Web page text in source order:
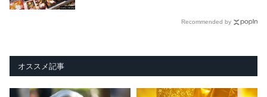
Recommended by
オススメ記事